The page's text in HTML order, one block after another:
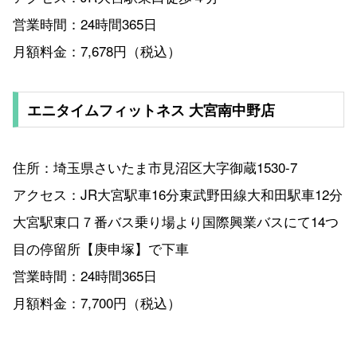
営業時間：24時間365日
月額料金：7,678円（税込）
エニタイムフィットネス 大宮南中野店
住所：埼玉県さいたま市見沼区大字御蔵1530-7
アクセス：JR大宮駅車16分東武野田線大和田駅車12分
大宮駅東口７番バス乗り場より国際興業バスにて14つ
目の停留所【庚申塚】で下車
営業時間：24時間365日
月額料金：7,700円（税込）